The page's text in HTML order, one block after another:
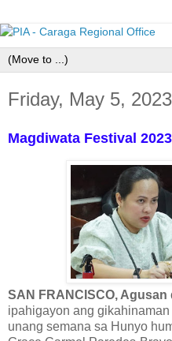
Friday, May 5, 2023
Magdiwata Festival
SAN FRANCISCO, Agusan
ipahigayon ang
unang semana sa Hunyo